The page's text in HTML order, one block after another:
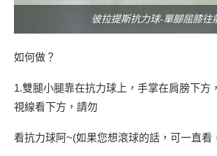
彼拉提斯抗力球-單腳屈膝往
如何做？
1.雙腿小腿靠在抗力球上，手掌在肩膀下方
視線看下方，請勿
看抗力球阿~(如果您想滾球的話，可一直看